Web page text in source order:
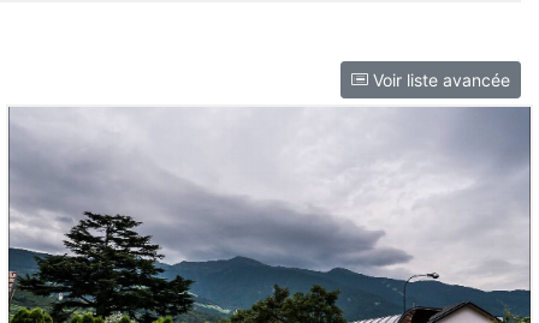
Voir liste avancée